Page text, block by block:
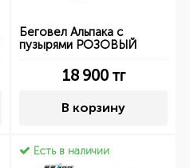
Беговел Альпака с
пузырями РОЗОВЫЙ
18 900тг
В корзину
Есть в наличии